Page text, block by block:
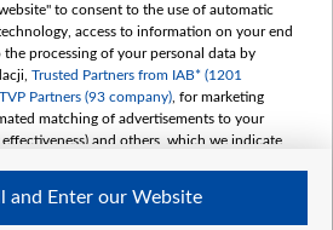
мульт
Belsat English
Biełsat PL
Белсат Now
Белсат History
Белсат Music
Белсат Doc
to consent to the use of automatic
access to information on your end
processing of your personal data by
Trusted Partners from IAB* (1201
Partners (93 company) , for marketing
matching of advertisements to your
and others, which we indicate
data by TVP S.A. w likwidacji are as
and Enter our Website